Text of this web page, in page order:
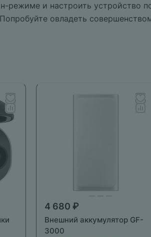
режиме и настроить
овладеть
4 680 ₽
Внешний аккумулятор GF-
3000